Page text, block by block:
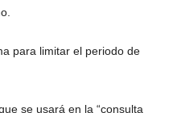
para limitar el periodo de
se usará en la “consulta